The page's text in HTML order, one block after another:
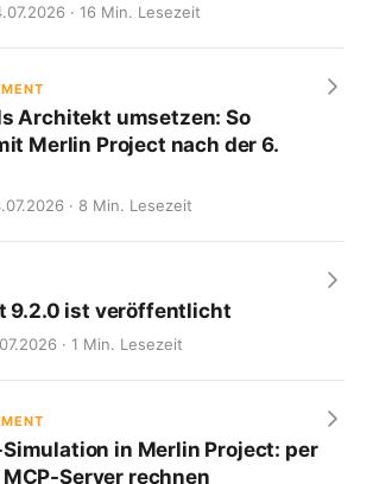
· 16 Min. Lesezeit
Architekt umsetzen: So
Merlin Project nach der 6.
· 8 Min. Lesezeit
9.2.0 ist veröffentlicht
· 1 Min. Lesezeit
in Merlin Project: per
Server rechnen